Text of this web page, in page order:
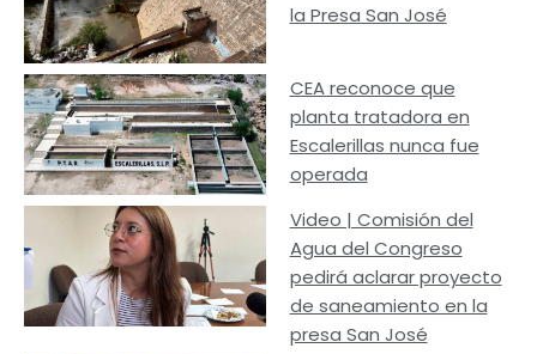
la Presa San José
CEA reconoce que
planta tratadora en
Escalerillas nunca fue
operada
Video | Comisión del
Agua del Congreso
pedirá aclarar proyecto
de saneamiento en la
presa San José